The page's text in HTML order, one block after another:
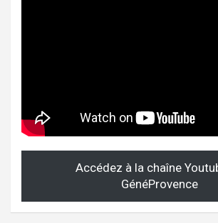
Accédez à la chaîne
GénéProvence